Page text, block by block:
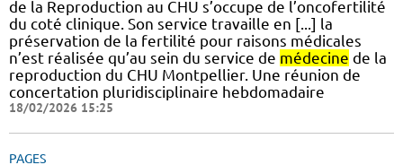
de la Reproduction au CHU s’occupe de l’oncofertilité
du coté clinique. Son service travaille en [...] la
préservation de la fertilité pour raisons médicales
n’est réalisée qu’au sein du service de médecine de la
reproduction du CHU Montpellier. Une réunion de
concertation pluridisciplinaire hebdomadaire
18/02/2026 15:25
PAGES